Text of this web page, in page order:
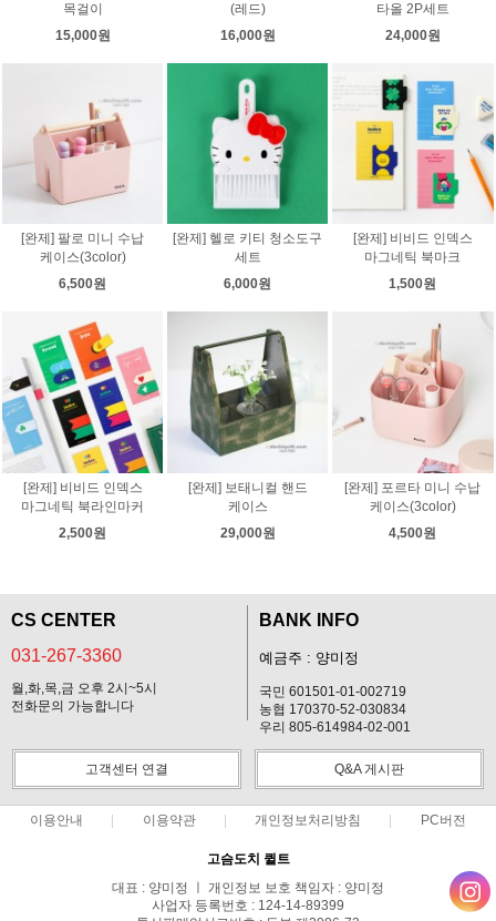
목걸이
15,000원
(레드)
16,000원
타올 2P세트
24,000원
[완제] 팔로 미니 수납
케이스(3color)
6,500원
[완제] 헬로 키티 청소도구
세트
6,000원
[완제] 비비드 인덱스
마그네틱 북마크
1,500원
[완제] 비비드 인덱스
마그네틱 북라인마커
2,500원
[완제] 보태니컬 핸드
케이스
29,000원
[완제] 포르타 미니 수납
케이스(3color)
4,500원
CS CENTER
031-267-3360
월,화,목,금 오후 2시~5시
전화문의 가능합니다
BANK INFO
예금주 : 양미정
국민 601501-01-002719
농협 170370-52-030834
우리 805-614984-02-001
고객센터 연결 Q&A 게시판
이용안내 이용약관 개인정보처리방침 PC버전
고슴도치 퀼트
대표 : 양미정 ㅣ 개인정보 보호 책임자 : 양미정
사업자 등록번호 : 124-14-89399